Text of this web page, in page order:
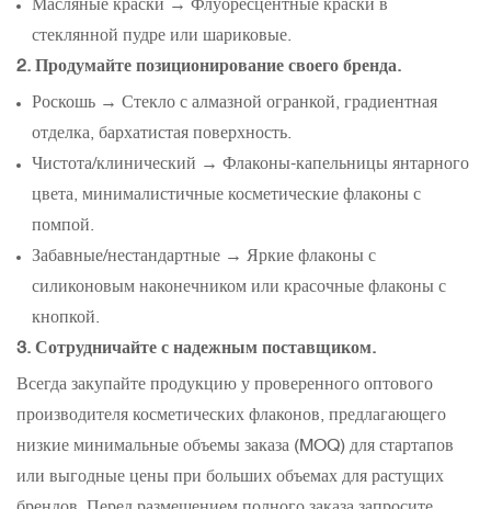
стеклянной пудре или шариковые.
2. Продумайте позиционирование своего бренда.
Роскошь → Стекло с алмазной огранкой, градиентная
отделка, бархатистая поверхность.
Чистота/клинический → Флаконы-капельницы янтарного
цвета, минималистичные косметические флаконы с
помпой.
Забавные/нестандартные → Яркие флаконы с
силиконовым наконечником или красочные флаконы с
кнопкой.
3. Сотрудничайте с надежным поставщиком.
Всегда закупайте продукцию у проверенного оптового
производителя косметических флаконов, предлагающего
низкие минимальные объемы заказа (MOQ) для стартапов
или выгодные цены при больших объемах для растущих